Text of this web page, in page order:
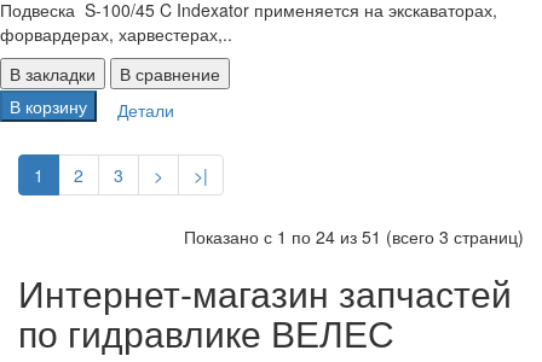
Подвеска S-100/45 C Indexator применяется на экскаваторах,
форвардерах, харвестерах,..
В закладки
В сравнение
В корзину
Детали
1 2 3 > >|
Показано с 1 по 24 из 51 (всего 3 страниц)
Интернет-магазин запчастей
по гидравлике ВЕЛЕС